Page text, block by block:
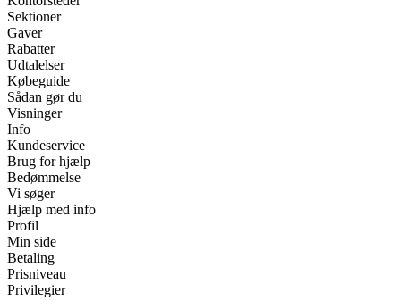
Sektioner
Gaver
Rabatter
Udtalelser
Købeguide
Sådan gør du
Visninger
Info
Kundeservice
Brug for hjælp
Bedømmelse
Vi søger
Hjælp med info
Profil
Min side
Betaling
Prisniveau
Privilegier